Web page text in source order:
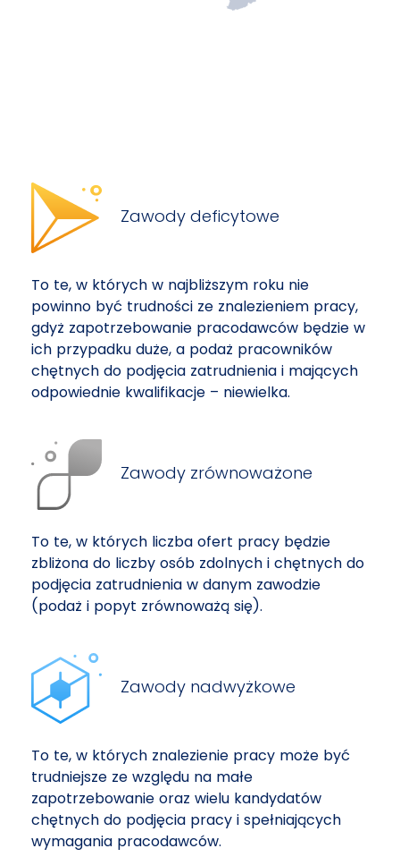
Zawody deficytowe
To te, w których w najbliższym roku nie
powinno być trudności ze znalezieniem pracy,
gdyż zapotrzebowanie pracodawców będzie w
ich przypadku duże, a podaż pracowników
chętnych do podjęcia zatrudnienia i mających
odpowiednie kwalifikacje – niewielka.
Zawody zrównoważone
To te, w których liczba ofert pracy będzie
zbliżona do liczby osób zdolnych i chętnych do
podjęcia zatrudnienia w danym zawodzie
(podaż i popyt zrównoważą się).
Zawody nadwyżkowe
To te, w których znalezienie pracy może być
trudniejsze ze względu na małe
zapotrzebowanie oraz wielu kandydatów
chętnych do podjęcia pracy i spełniających
wymagania pracodawców.